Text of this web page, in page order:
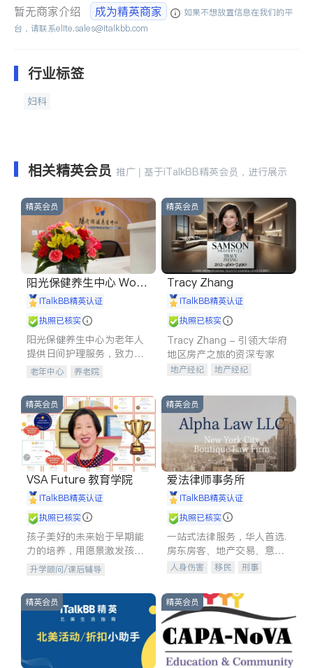
暂无商家介绍 成为精英商家
如果不想放置信息在我们的平
台，请联系elite.sales@italkbb.com
行业标签
妇科
相关精英会员 推广 | 基于iTalkBB精英会员，进行展示
精英会员
阳光保健养生中心 World
shine
iTalkBB精英认证
执照已核实
阳光保健养生中心为老年人
提供日间护理服务，致力于
通过持续的护理创新来有效
老年中心 养老院
精英会员
Tracy Zhang
iTalkBB精英认证
执照已核实
Tracy Zhang - 引领大华府
地区房产之旅的资深专家
地产经纪
地产经纪
商铺租售
精英会员
VSA Future 教育学院
iTalkBB精英认证
执照已核实
孩子美好的未来始于早期能
力的培养，用愿景激发孩子
的学习潜力和动力。理念：
拥有成长型心态是成功的基
石。
升学顾问/课后辅导
精英会员
爱法律师事务所
iTalkBB精英认证
执照已核实
一站式法律服务，华人首选.
房东房客、地产交易、意外
伤害、车祸重伤、商业诉
建筑合同、刑事案件全包办
人身伤害 移民
刑事
信托/遗嘱
商业
索赔
律师-其它 保释
精英会员 精英会员